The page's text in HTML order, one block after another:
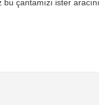
çantamızı ister